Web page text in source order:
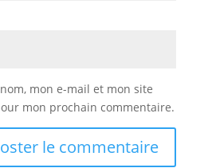
mon e-mail et mon site
mon prochain commentaire.